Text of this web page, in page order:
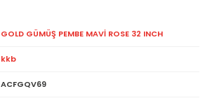
GOLD GÜMÜŞ PEMBE MAVİ ROSE 32 INCH
kkb
ACFGQV69